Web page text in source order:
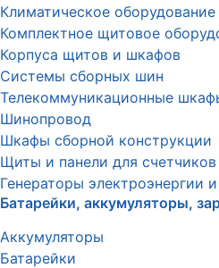
Климатическое
Комплектное щитовое
Корпуса щитов и шкафов
Системы сборных шин
Телекоммуникационные
Шинопровод
Шкафы сборной конструкции
Щиты и панели для счетчиков
Генераторы электроэнергии
Батарейки, аккумуляторы,
Аккумуляторы
Батарейки